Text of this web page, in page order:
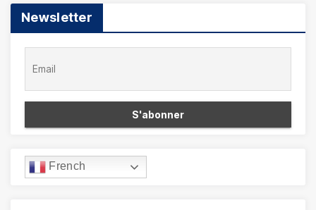
Newsletter
French